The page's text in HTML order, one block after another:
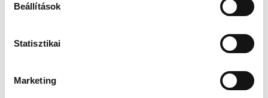
Beállítások
Statisztikai
Marketing